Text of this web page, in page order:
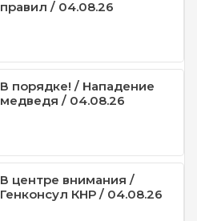
правил / 04.08.26
В порядке! / Нападение
медведя / 04.08.26
В центре внимания /
Генконсул КНР / 04.08.26